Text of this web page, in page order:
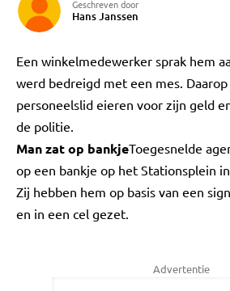
Geschreven door
Hans Janssen
Een winkelmedewerker sprak hem
werd bedreigd met een mes.
personeelslid eieren voor zijn geld
de politie.
Man zat op bankjeToegesnelde
op een bankje op het Stationsplein
Zij hebben hem op basis van een
en in een cel gezet.
Advertentie